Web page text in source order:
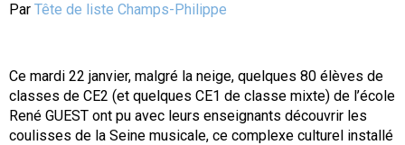
Par Tête de liste Champs-Philippe
Ce mardi 22 janvier, malgré la neige, quelques 80 élèves de
classes de CE2 (et quelques CE1 de classe mixte) de l’école
René GUEST ont pu avec leurs enseignants découvrir les
coulisses de la Seine musicale, ce complexe culturel installé